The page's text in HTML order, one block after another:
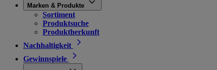
Marken & Produkte
Sortiment
Produktsuche
Produktherkunft
Nachhaltigkeit
Gewinnspiele